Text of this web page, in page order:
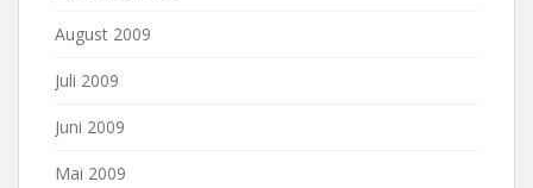
August 2009
Juli 2009
Juni 2009
Mai 2009